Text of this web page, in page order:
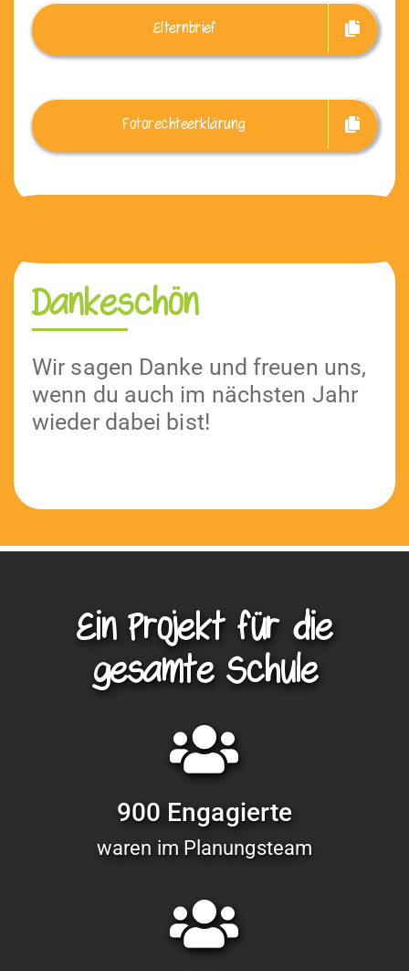
Eltern­brief
Fotorech­teerk­lärung
Dankeschön
Wir sagen Danke und freuen uns,
wenn du auch im näch­sten Jahr
wieder dabei bist!
Ein Projekt für die
gesamte Schule
900 Engagierte
waren im Planungsteam